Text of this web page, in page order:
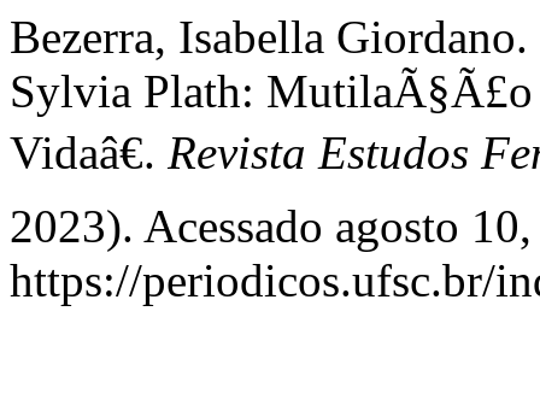
Bezerra, Isabella
Sylvia Plath: MutilaÃ§Ã£o
Vidaâ€. Revista Estudos
2023). Acessado agosto
https://periodicos.ufsc.br/